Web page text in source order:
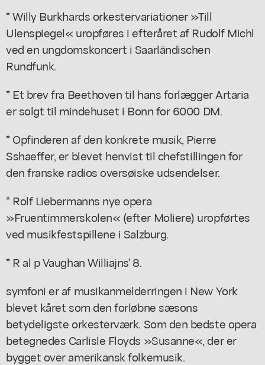
* Willy Burkhards orkestervariationer »Till
Ulenspiegel« uropføres i efteråret af Rudolf Michl
ved en ungdomskoncert i Saarländischen
Rundfunk.
* Et brev fra Beethoven til hans forlægger Artaria
er solgt til mindehuset i Bonn for 6000 DM.
* Opfinderen af den konkrete musik, Pierre
Sshaeffer, er blevet henvist til chefstillingen for
den franske radios oversøiske udsendelser.
* Rolf Liebermanns nye opera
»Fruentimmerskolen« (efter Moliere) uropførtes
ved musikfestspillene i Salzburg.
* R al p Vaughan Williajns' 8.
symfoni er af musikanmelderringen i New York
blevet kåret som den forløbne sæsons
betydeligste orkesterværk. Som den bedste opera
betegnedes Carlisle Floyds »Susanne«, der er
bygget over amerikansk folkemusik.